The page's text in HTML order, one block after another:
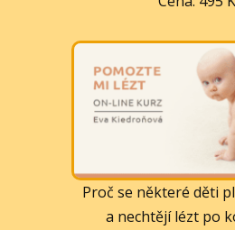
Proč se některé děti
a nechtějí lézt po